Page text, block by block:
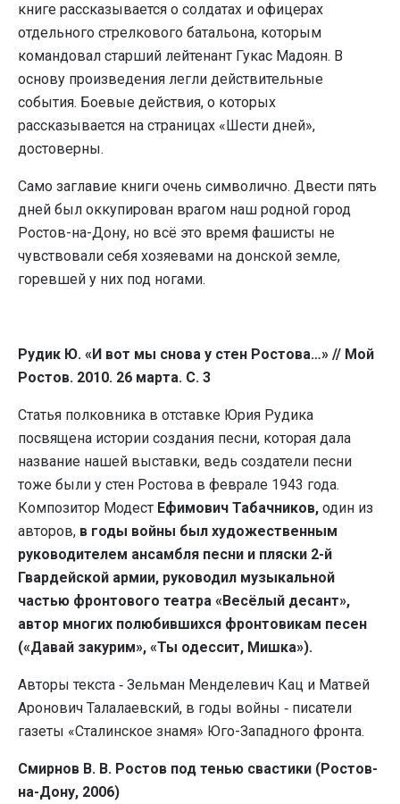
книге рассказывается о солдатах и офицерах
отдельного стрелкового батальона, которым
командовал старший лейтенант Гукас Мадоян. В
основу произведения легли действительные
события. Боевые действия, о которых
рассказывается на страницах «Шести дней»,
достоверны.
Само заглавие книги очень символично. Двести пять
дней был оккупирован врагом наш родной город
Ростов-на-Дону, но всё это время фашисты не
чувствовали себя хозяевами на донской земле,
горевшей у них под ногами.
Рудик Ю. «И вот мы снова у стен Ростова…» // Мой
Ростов. 2010. 26 марта. С. 3
Статья полковника в отставке Юрия Рудика
посвящена истории создания песни, которая дала
название нашей выставки, ведь создатели песни
тоже были у стен Ростова в феврале 1943 года.
Композитор Модест Ефимович Табачников, один из
авторов, в годы войны был художественным
руководителем ансамбля песни и пляски 2-й
Гвардейской армии, руководил музыкальной
частью фронтового театра «Весёлый десант»,
автор многих полюбившихся фронтовикам песен
(«Давай закурим», «Ты одессит, Мишка»).
Авторы текста ‑ Зельман Менделевич Кац и Матвей
Аронович Талалаевский, в годы войны ‑ писатели
газеты «Сталинское знамя» Юго-Западного фронта.
Смирнов В. В. Ростов под тенью свастики (Ростов-
на-Дону, 2006)